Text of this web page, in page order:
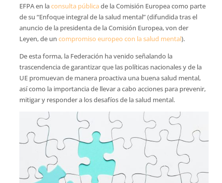
EFPA en laconsulta públicade la Comisión Europea como parte
de su “Enfoque integral de la salud mental” (difundida tras el
anuncio de la presidenta de la Comisión Europea, von der
Leyen, de un compromiso europeo con la salud mental).
De esta forma, la Federación ha venido señalando la
trascendencia de garantizar que las políticas nacionales y de la
UE promuevan de manera proactiva una buena salud mental,
así como la importancia de llevar a cabo acciones para prevenir,
mitigar y responder a los desafíos de la salud mental.